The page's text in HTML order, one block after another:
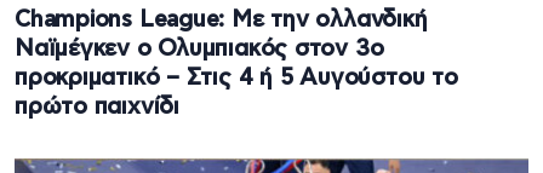
Champions League: Με την ολλανδική
Ναϊμέγκεν ο Ολυμπιακός στον 3ο
προκριματικό – Στις 4 ή 5 Αυγούστου το
πρώτο παιχνίδι